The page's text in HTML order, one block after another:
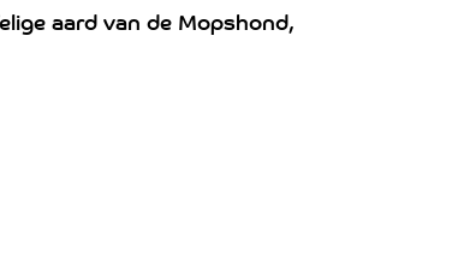
aard van de Mopshond,